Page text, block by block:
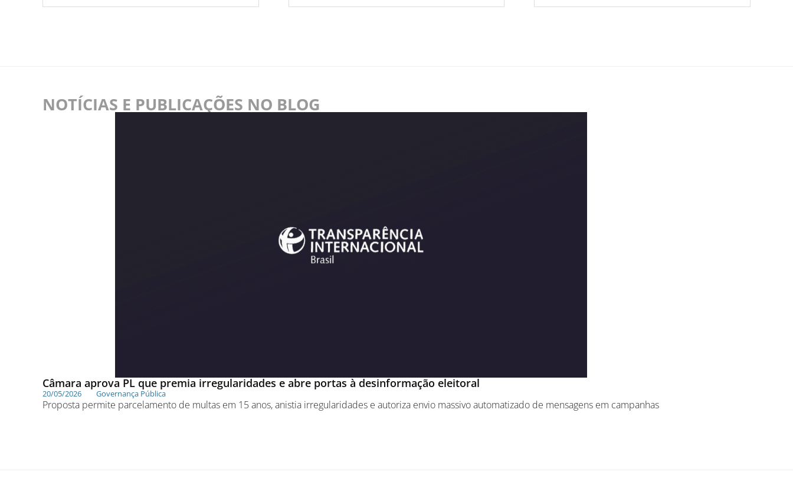
NOTÍCIAS E PUBLICAÇÕES NO BLOG
Câmara aprova PL que premia irregularidades e abre portas à desinformação eleitoral
20/05/2026 Governança Pública
Proposta permite parcelamento de multas em 15 anos, anistia irregularidades e autoriza envio massivo automatizado de mensagens em campanhas